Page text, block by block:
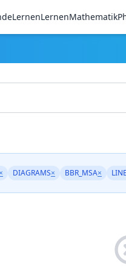
LernenLernenMathematik
× DIAGRAMS× BBR_MSA×